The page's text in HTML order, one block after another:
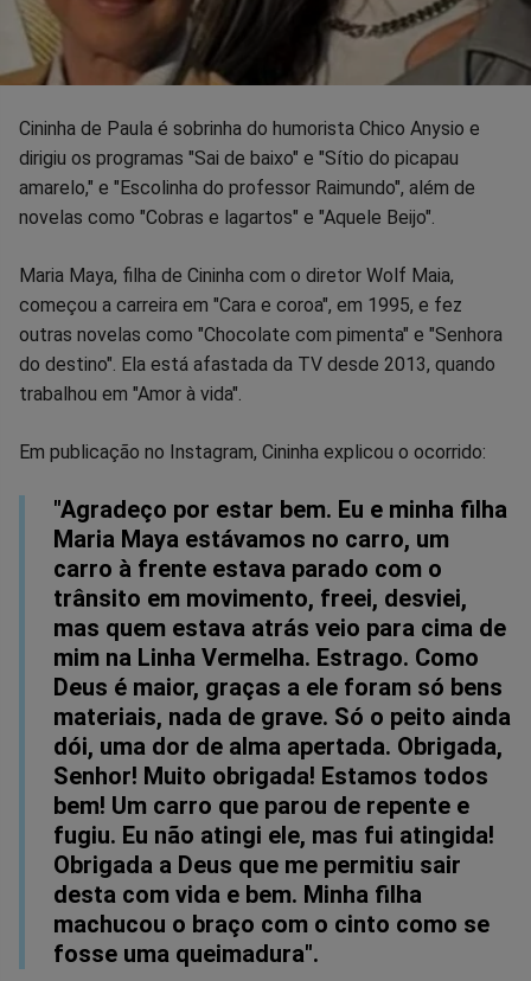
Cininha de Paula é sobrinha do humorista Chico Anysio e
dirigiu os programas "Sai de baixo" e "Sítio do picapau
amarelo," e "Escolinha do professor Raimundo", além de
novelas como "Cobras e lagartos" e "Aquele Beijo".
Maria Maya, filha de Cininha com o diretor Wolf Maia,
começou a carreira em "Cara e coroa", em 1995, e fez
outras novelas como "Chocolate com pimenta" e "Senhora
do destino". Ela está afastada da TV desde 2013, quando
trabalhou em "Amor à vida".
Em publicação no Instagram, Cininha explicou o ocorrido:
"Agradeço por estar bem. Eu e minha filha
Maria Maya estávamos no carro, um
carro à frente estava parado com o
trânsito em movimento, freei, desviei,
mas quem estava atrás veio para cima de
mim na Linha Vermelha. Estrago. Como
Deus é maior, graças a ele foram só bens
materiais, nada de grave. Só o peito ainda
dói, uma dor de alma apertada. Obrigada,
Senhor! Muito obrigada! Estamos todos
bem! Um carro que parou de repente e
fugiu. Eu não atingi ele, mas fui atingida!
Obrigada a Deus que me permitiu sair
desta com vida e bem. Minha filha
machucou o braço com o cinto como se
fosse uma queimadura".